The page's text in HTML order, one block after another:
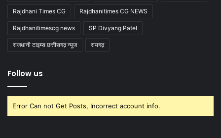
Rajdhani Times CG Rajdhanitimes CG NEWS
Rajdhanitimescg news SP Divyang Patel
राजधानी टाइम्स छत्तीसगढ़ न्यूज रायगढ़
Follow us
Error Can not Get Posts, Incorrect account info.